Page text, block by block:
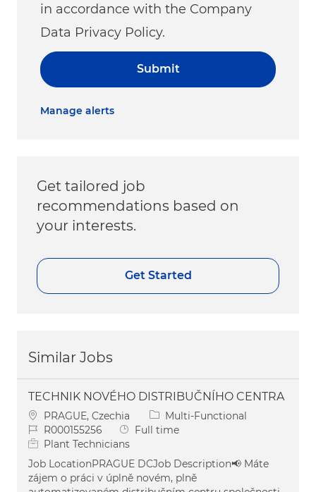
in accordance with the Company
Data Privacy Policy.
Submit
Manage alerts
Get tailored job
recommendations based on
your interests.
Get Started
Similar Jobs
TECHNIK NOVÉHO DISTRIBUČNÍHO CENTRA
Location
PRAGUE, Czechia Category
Multi-Functional
Job IdR000155256 Job Type
Full time
Plant Technicians
Job LocationPRAGUE DCJob Description📢 Máte
zájem o práci v úplně novém, plně